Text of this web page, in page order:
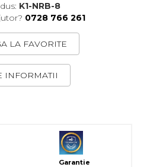
K1-NRB-8
0728 766 261
LA FAVORITE
INFORMATII
Garantie